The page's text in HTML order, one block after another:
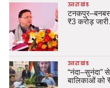
उत्तराखंड
टनकपुर–बनबसा
₹3 करोड़
उत्तराखंड
“नंदा–सुनंदा”
बालिकाओं को